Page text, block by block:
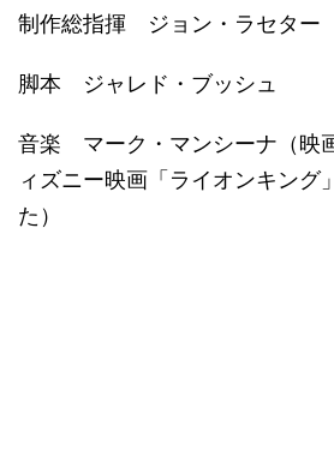
制作総指揮 ジョン・ラセター
脚本 ジャレド・ブッシュ
音楽 マーク・マンシーナ（
ィズニー映画「ライオンキング
た）